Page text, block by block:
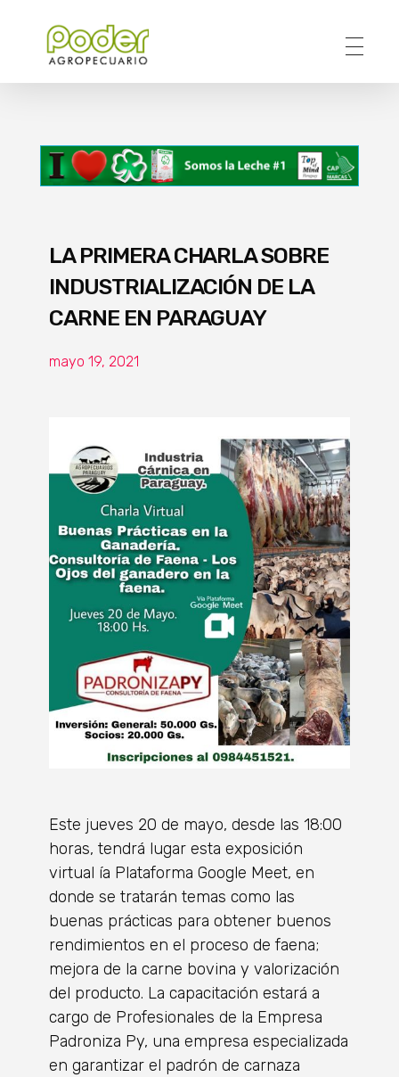
LA PRIMERA CHARLA SOBRE
INDUSTRIALIZACIÓN DE LA
CARNE EN PARAGUAY
mayo 19, 2021
Este jueves 20 de mayo, desde las 18:00
horas, tendrá lugar esta exposición
virtual ía Plataforma Google Meet, en
donde se tratarán temas como las
buenas prácticas para obtener buenos
rendimientos en el proceso de faena;
mejora de la carne bovina y valorización
del producto. La capacitación estará a
cargo de Profesionales de la Empresa
Padroniza Py, una empresa especializada
en garantizar el padrón de carnaza